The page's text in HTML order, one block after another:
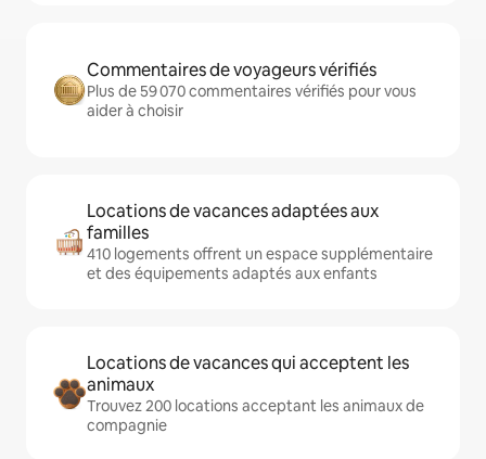
Commentaires de voyageurs vérifiés
Plus de 59 070 commentaires vérifiés pour vous
aider à choisir
Locations de vacances adaptées aux
familles
410 logements offrent un espace supplémentaire
et des équipements adaptés aux enfants
Locations de vacances qui acceptent les
animaux
Trouvez 200 locations acceptant les animaux de
compagnie